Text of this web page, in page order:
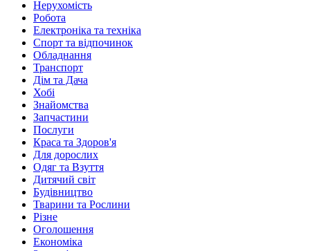
Нерухомість
Робота
Електроніка та техніка
Спорт та відпочинок
Обладнання
Транспорт
Дім та Дача
Хобі
Знайомства
Запчастини
Послуги
Краса та Здоров'я
Для дорослих
Одяг та Взуття
Дитячий світ
Будівництво
Тварини та Рослини
Різне
Оголошення
Економіка